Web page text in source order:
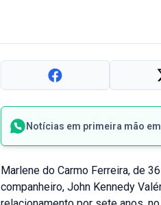
Notícias em primeira mão
Marlene do Carmo Ferreira, de
companheiro, John Kennedy